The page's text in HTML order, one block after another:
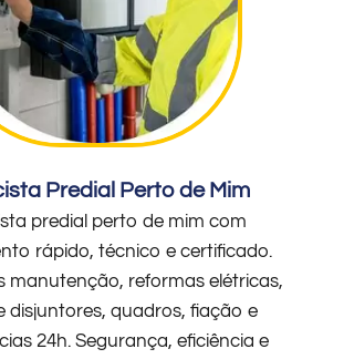
Predial Perto de Mim
predial perto de mim com
rápido, técnico e certificado.
manutenção, reformas elétricas,
disjuntores, quadros, fiação e
24h. Segurança, eficiência e